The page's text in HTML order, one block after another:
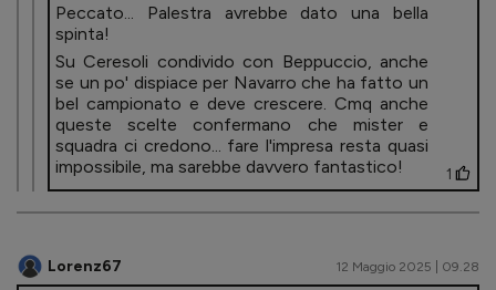
Peccato... Palestra avrebbe dato una bella
spinta!
Su Ceresoli condivido con Beppuccio, anche
se un po' dispiace per Navarro che ha fatto un
bel campionato e deve crescere. Cmq anche
queste scelte confermano che mister e
squadra ci credono... fare l'impresa resta quasi
impossibile, ma sarebbe davvero fantastico!
1
Lorenz67 12 Maggio 2025 | 09.28